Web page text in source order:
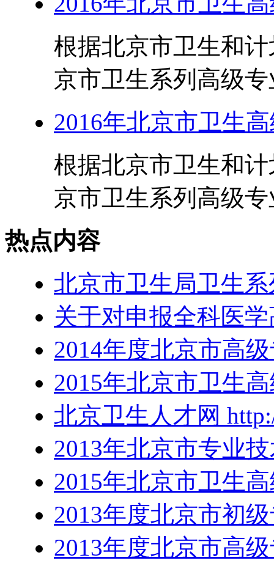
根据北京市卫生和
京市卫生系列高级
2016年北京市卫生
根据北京市卫生和
京市卫生系列高级
热点内容
北京市卫生局卫生
关于对申报全科医
2014年度北京市高
2015年北京市卫生
北京卫生人才网
2013年北京市专业
2015年北京市卫生
2013年度北京市初
2013年度北京市高